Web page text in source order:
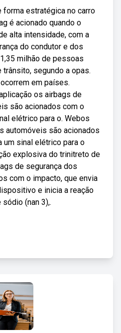
estratégica no carro
é acionado quando o
alta intensidade, com a
do condutor e dos
milhão de pessoas
segundo a opas.
em países.
os airbags de
são acionados com o
elétrico para o. Webos
automóveis são acionados
um sinal elétrico para o
explosiva do trinitreto de
de segurança dos
com o impacto, que envia
e inicia a reação
(nan 3),.